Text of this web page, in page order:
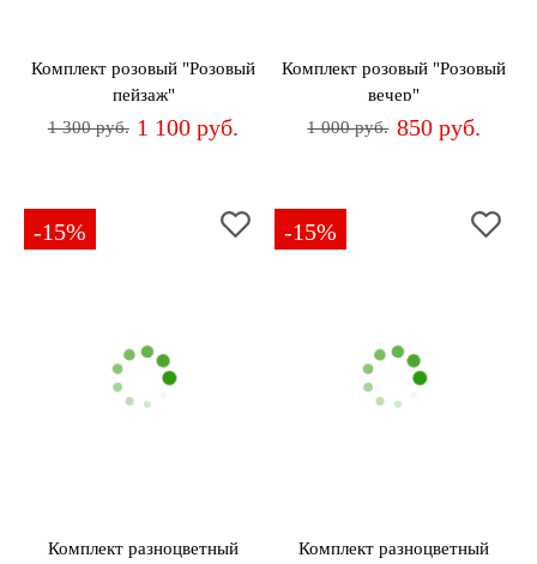
Комплект розовый "Розовый
пейзаж"
1 300 руб. 1 100 руб.
Комплект розовый "Розовый
вечер"
1 000 руб. 850 руб.
-15%
Комплект разноцветный
-15%
Комплект разноцветный